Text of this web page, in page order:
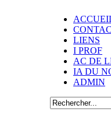
LIENS
I PROF
AC DE
IA DU
ADMIN